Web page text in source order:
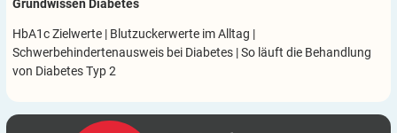
Grundwissen Diabetes
HbA1c Zielwerte | Blutzuckerwerte im Alltag |
Schwerbehindertenausweis bei Diabetes |So läuft die Behandlung
von Diabetes Typ 2